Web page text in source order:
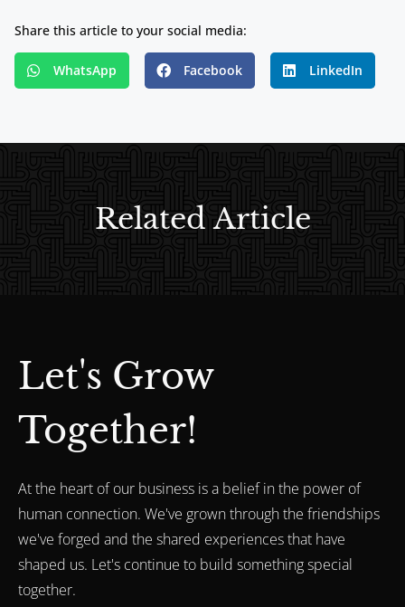
Share this article to your social media:
WhatsApp Facebook LinkedIn
Related Article
Let's Grow
Together!
At the heart of our business is a belief in the power of
human connection. We've grown through the friendships
we've forged and the shared experiences that have
shaped us. Let's continue to build something special
together.